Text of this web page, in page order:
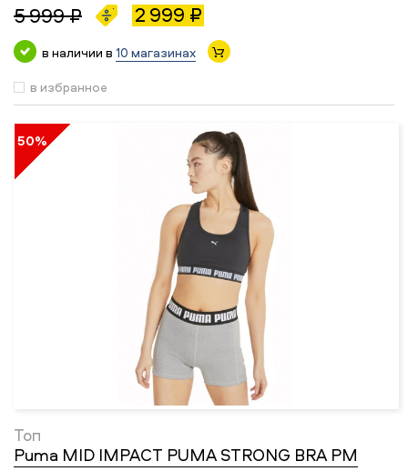
5 999 ₽ 2 999 ₽
в наличии в 10 магазинах
в избранное
50%
Топ
Puma MID IMPACT PUMA STRONG BRA PM